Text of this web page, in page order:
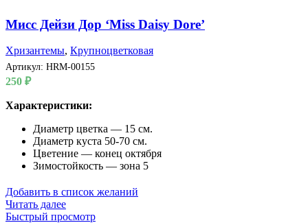
Мисс Дейзи Дор ‘Miss Daisy Dore’
Хризантемы, Крупноцветковая
Артикул: HRM-00155
250 ₽
Характеристики:
Диаметр цветка — 15 см.
Диаметр куста 50-70 см.
Цветение — конец октября
Зимостойкость — зона 5
Добавить в список желаний
Читать далее
Быстрый просмотр